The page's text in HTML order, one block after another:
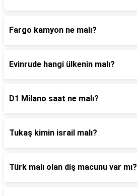
Fargo kamyon ne malı?
Evinrude hangi ülkenin malı?
D1 Milano saat ne malı?
Tukaş kimin israil malı?
Türk malı olan diş macunu var mı?